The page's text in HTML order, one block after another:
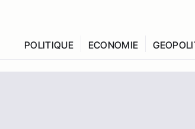
POLITIQUE ECONOMIE